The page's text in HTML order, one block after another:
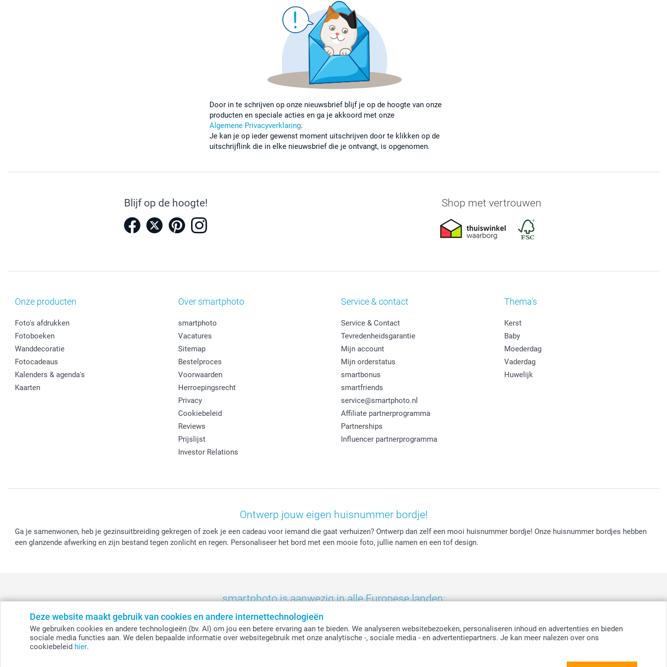
Deze website maakt gebruik van cookies en andere internettechnologieën
We gebruiken cookies en andere technologieën (bv. AI) om jou een betere ervaring aan te bieden. We analyseren websitebezoeken, personaliseren inhoud en advertenties en bieden
sociale media functies aan. We delen bepaalde informatie over websitegebruik met onze analytische -, sociale media - en advertentiepartners. Je kan meer nalezen over ons
cookiebeleid hier.
Door in te schrijven op onze nieuwsbrief blijf je op de hoogte van onze
producten en speciale acties en ga je akkoord met onze
Algemene Privacyverklaring.
Je kan je op ieder gewenst moment uitschrijven door te klikken op de
uitschrijflink die in elke nieuwsbrief die je ontvangt, is opgenomen.
Blijf op de hoogte! Shop met vertrouwen
Onze producten
Foto's afdrukken
Fotoboeken
Wanddecoratie
Fotocadeaus
Kalenders & agenda's
Kaarten
Over smartphoto
smartphoto
Vacatures
Sitemap
Bestelproces
Voorwaarden
Herroepingsrecht
Privacy
Cookiebeleid
Reviews
Prijslijst
Investor Relations
Service & contact
Service & Contact
Tevredenheidsgarantie
Mijn account
Mijn orderstatus
smartbonus
smartfriends
service@smartphoto.nl
Affiliate partnerprogramma
Partnerships
Influencer partnerprogramma
Thema's
Kerst
Baby
Moederdag
Vaderdag
Huwelijk
Ontwerp jouw eigen huisnummer bordje!
Ga je samenwonen, heb je gezinsuitbreiding gekregen of zoek je een cadeau voor iemand die gaat verhuizen? Ontwerp dan zelf een mooi huisnummer bordje! Onze huisnummer bordjes hebben
een glanzende afwerking en zijn bestand tegen zonlicht en regen. Personaliseer het bord met een mooie foto, jullie namen en een tof design.
smartphoto is aanwezig in alle Europese landen:
België - Belgique - Danmark - Deutschland - France - Ireland - Nederland - Norge - Österreich